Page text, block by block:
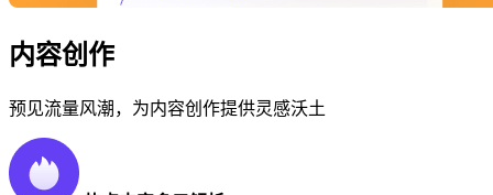
内容创作
预见流量风潮，为内容创作提供灵感沃土